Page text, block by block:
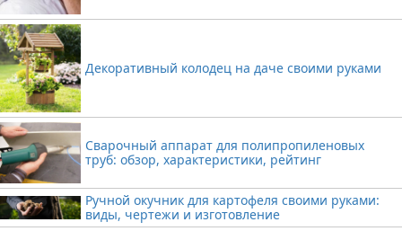
Декоративный колодец на даче своими руками
Сварочный аппарат для полипропиленовых
труб: обзор, характеристики, рейтинг
Ручной окучник для картофеля своими руками:
виды, чертежи и изготовление